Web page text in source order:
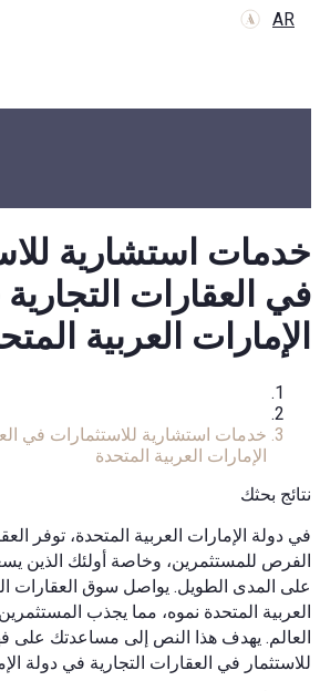
AR
خدمات استشارية
في العقارات
الإمارات العربية
خدمات استشارية للاستثمارات في
الإمارات العربية المتحدة
نتائج بحثك
في دولة الإمارات العربية المتحدة، توفر
الفرص للمستثمرين، وخاصة أولئك الذين
على المدى الطويل. يواصل سوق العقارات
العربية المتحدة نموه، مما يجذب
العالم. يهدف هذا النص إلى مساعدتك على
للاستثمار في العقارات التجارية في دولة